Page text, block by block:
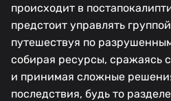
происходит в
предстоит управлять
путешествуя по
собирая ресурсы, сражаясь
и принимая сложные
последствия, будь то